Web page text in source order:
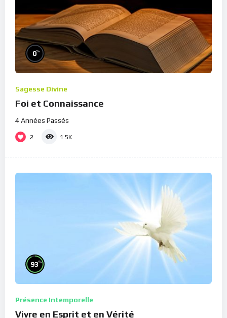
0%
Sagesse Divine
Foi et Connaissance
4 Années Passés
2 1.5K
93%
Présence Intemporelle
Vivre en Esprit et en Vérité